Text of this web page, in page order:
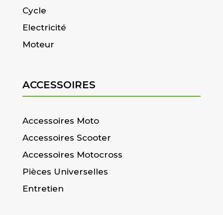
Cycle
Electricité
Moteur
ACCESSOIRES
Accessoires Moto
Accessoires Scooter
Accessoires Motocross
Pièces Universelles
Entretien